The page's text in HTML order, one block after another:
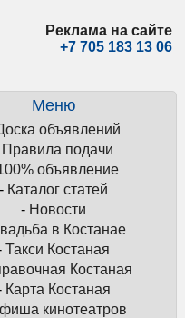
Реклама на сайте
+7 705 183 13 06
Меню
объявлений
Правила подачи
объявление
- Каталог статей
- Новости
в Костанае
Такси Костаная
Костаная
Карта Костаная
кинотеатров